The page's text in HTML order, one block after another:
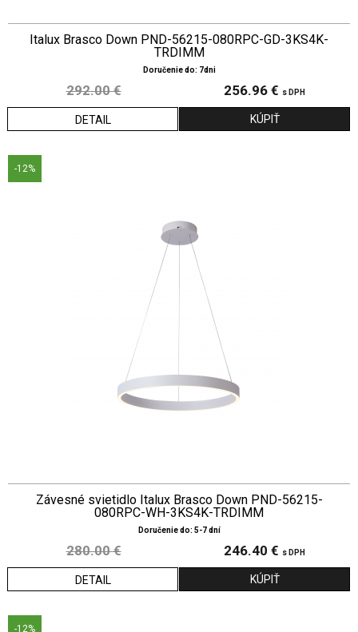
Italux Brasco Down PND-56215-080RPC-GD-3KS4K-
TRDIMM
Doručenie do: 7dni
292.00 € 256.96 € s DPH
DETAIL
-12%
Závesné svietidlo Italux Brasco Down PND-56215-
080RPC-WH-3KS4K-TRDIMM
Doručenie do: 5-7 dní
280.00 € 246.40 € s DPH
DETAIL
-12%